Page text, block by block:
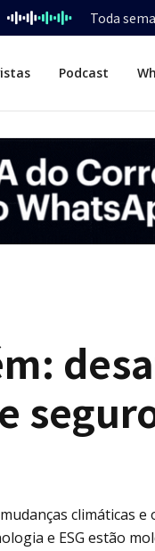
Toda
Podcast
climáticas
e ESG estão